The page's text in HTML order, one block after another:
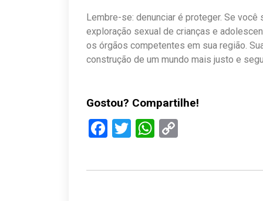
Lembre-se: denunciar é proteger. Se
exploração sexual de crianças e
os órgãos competentes em sua região.
construção de um mundo mais justo e
Gostou? Compartilhe!
Facebook
TwitterWhatsApp